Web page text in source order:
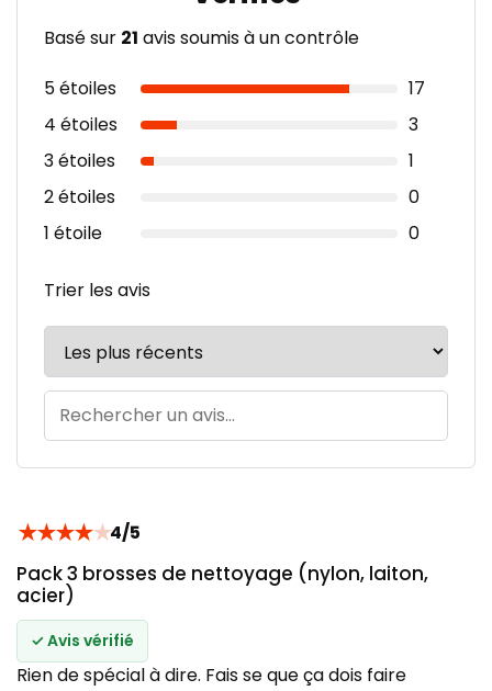
Basé sur 21 avis soumis à un contrôle
5 étoiles
17
4 étoiles
3
3 étoiles
1
2 étoiles
0
1 étoile
0
Trier les avis
★★★★★4/5
Pack 3 brosses de nettoyage (nylon, laiton,
acier)
✓ Avis vérifié
Rien de spécial à dire. Fais se que ça dois faire